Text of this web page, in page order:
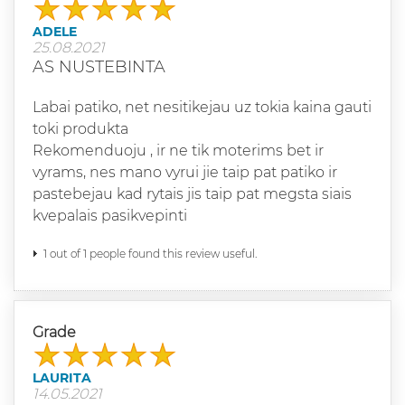
ADELE
25.08.2021
AS NUSTEBINTA
Labai patiko, net nesitikejau uz tokia kaina gauti
toki produkta
Rekomenduoju , ir ne tik moterims bet ir
vyrams, nes mano vyrui jie taip pat patiko ir
pastebejau kad rytais jis taip pat megsta siais
kvepalais pasikvepinti
1 out of 1 people found this review useful.
Grade
LAURITA
14.05.2021